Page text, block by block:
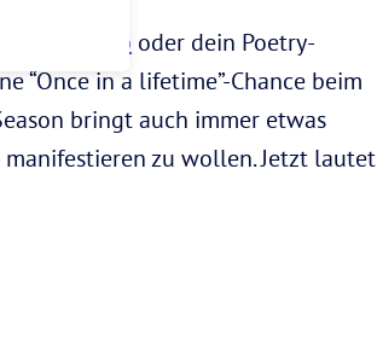
Traum-Job oder dein Poetry-
“Once in a lifetime”-Chance beim
bringt auch immer etwas
zu wollen. Jetzt lautet